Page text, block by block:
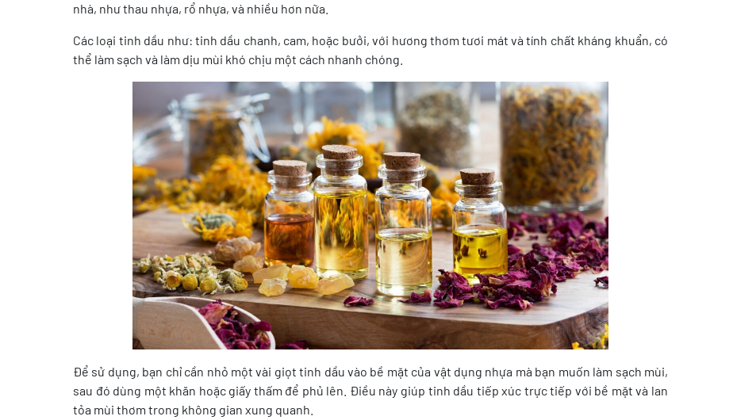
nhà, như thau nhựa, rổ nhựa, và nhiều hơn nữa.
Các loại tinh dầu như: tinh dầu chanh, cam, hoặc bưởi, với hương thơm tươi mát và tính chất kháng khuẩn, có
thể làm sạch và làm dịu mùi khó chịu một cách nhanh chóng.
Để sử dụng, bạn chỉ cần nhỏ một vài giọt tinh dầu vào bề mặt của vật dụng nhựa mà bạn muốn làm sạch mùi,
sau đó dùng một khăn hoặc giấy thấm để phủ lên. Điều này giúp tinh dầu tiếp xúc trực tiếp với bề mặt và lan
tỏa mùi thơm trong không gian xung quanh.